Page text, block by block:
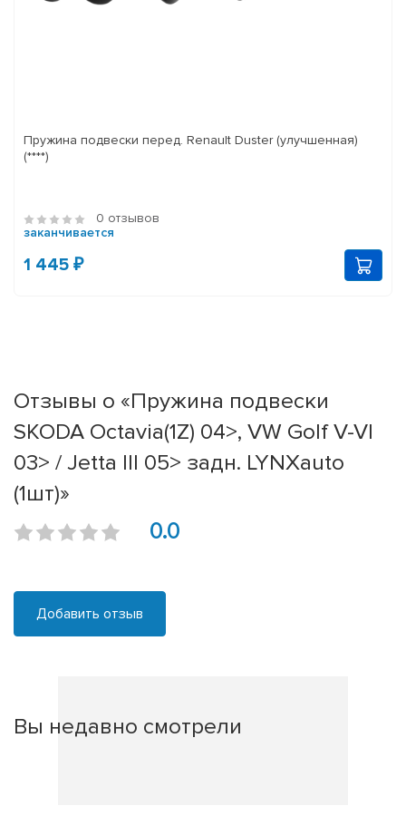
Пружина подвески перед. Renault Duster (улучшенная)
(****)
0 отзывов
заканчивается
1 445 ₽
Отзывы о «Пружина подвески
SKODA Octavia(1Z) 04>, VW Golf V-VI
03> / Jetta III 05> задн. LYNXauto
(1шт)»
0.0
Добавить отзыв
Вы недавно смотрели